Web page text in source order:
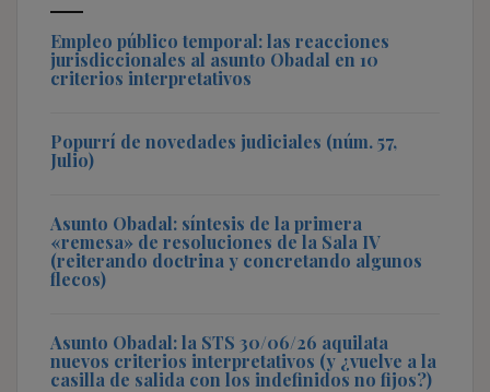
Empleo público temporal: las reacciones
jurisdiccionales al asunto Obadal en 10
criterios interpretativos
Popurrí de novedades judiciales (núm. 57,
Julio)
Asunto Obadal: síntesis de la primera
«remesa» de resoluciones de la Sala IV
(reiterando doctrina y concretando algunos
flecos)
Asunto Obadal: la STS 30/06/26 aquilata
nuevos criterios interpretativos (y ¿vuelve a la
casilla de salida con los indefinidos no fijos?)